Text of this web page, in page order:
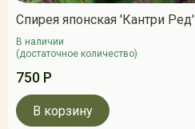
Спирея японская 'Кантри Ред'
В наличии
(достаточное количество)
750 Р
В корзину